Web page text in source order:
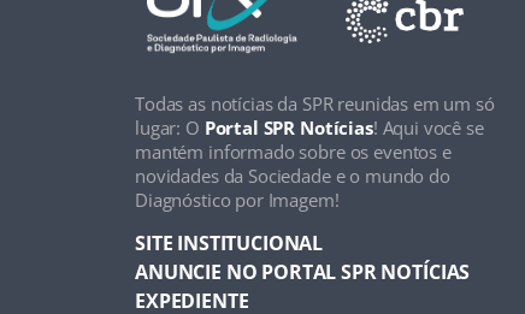
Todas as notícias da SPR reunidas em um só
lugar: O Portal SPR Notícias! Aqui você se
mantém informado sobre os eventos e
novidades da Sociedade e o mundo do
Diagnóstico por Imagem!
SITE INSTITUCIONAL
ANUNCIE NO PORTAL SPR NOTÍCIAS
EXPEDIENTE